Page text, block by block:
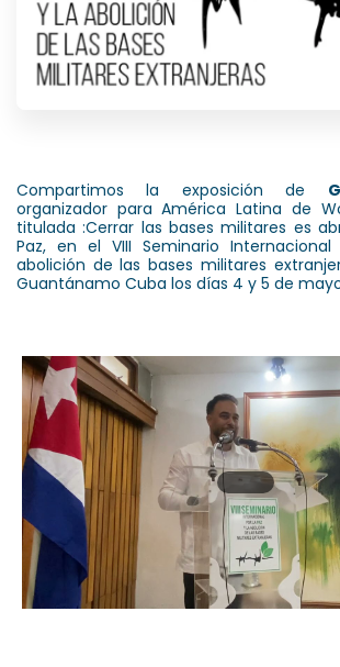
Compartimos la exposición de
organizador para América Latina de
titulada :Cerrar las bases militares es
Paz, en el VIII Seminario
abolición de las bases militares
Guantánamo Cuba los días 4 y 5 de